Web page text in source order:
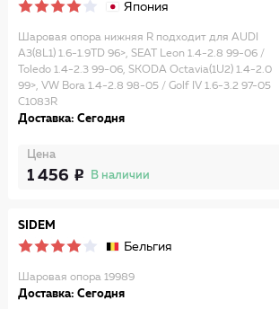
Япония
Шаровая опора нижняя R подходит для AUDI
A3(8L1) 1.6-1.9TD 96>, SEAT Leon 1.4-2.8 99-06 /
Toledo 1.4-2.3 99-06, SKODA Octavia(1U2) 1.4-2.0
99>, VW Bora 1.4-2.8 98-05 / Golf IV 1.6-3.2 97-05
C1083R
Доставка: Сегодня
Цена
1 456 В наличии
SIDEM
Бельгия
Шаровая опора 19989
Доставка: Сегодня